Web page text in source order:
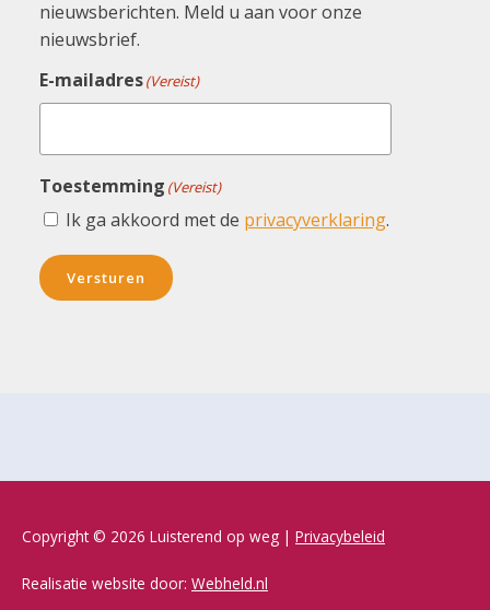
nieuwsberichten. Meld u aan voor onze
nieuwsbrief.
E-mailadres(Vereist)
Toestemming (Vereist)
Ik ga akkoord met de privacyverklaring.
Versturen
Copyright © 2026 Luisterend op weg | Privacybeleid
Realisatie website door: Webheld.nl